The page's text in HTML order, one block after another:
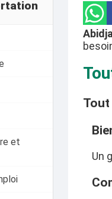
et
Tout
Un